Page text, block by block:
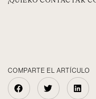
COMPARTE EL ARTÍCULO